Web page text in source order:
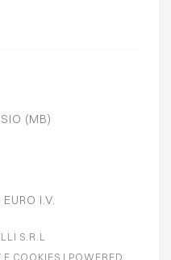
(MB)
I.V.
S.R.L
E COOKIES | POWERED